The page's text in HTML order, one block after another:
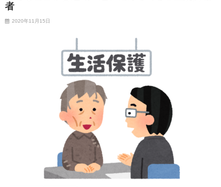
【画像】長濱ねる(27歳)の乳がヤバイと話題にｗｗｗｗ1700万バ
【画像】人気Vチューバーさん、とんでもない姿を披露ｗｗｗｗｗ
ｗｗｗｗｗ 他 / 2chnaviヘッドライン
【悲報】2050年の日本、独身ボッチ祭りが現実になるとかｗｗｗ
ｗ 他 / 2chnaviヘッドライン
Powered by livedoor 相互RSS
者
2020年11月15日